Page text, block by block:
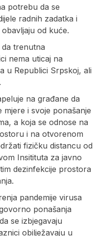
potrebu da se
radnih zadatka i
od kuće.
trenutna
nema uticaj na
u Republici Srpskoj, ali
na građane da
i svoje ponašanje
a koja se odnose na
i na otvorenom
fizičku distancu od
Insitituta za javno
dezinfekcije prostora
pandemije virusa
ponašanja
se izbjegavaju
obilježavaju u